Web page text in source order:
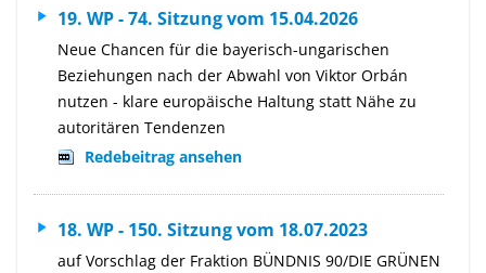
19. WP - 74. Sitzung vom 15.04.2026
Neue Chancen für die bayerisch-ungarischen
Beziehungen nach der Abwahl von Viktor Orbán
nutzen - klare europäische Haltung statt Nähe zu
autoritären Tendenzen
Redebeitrag ansehen
18. WP - 150. Sitzung vom 18.07.2023
auf Vorschlag der Fraktion BÜNDNIS 90/DIE GRÜNEN